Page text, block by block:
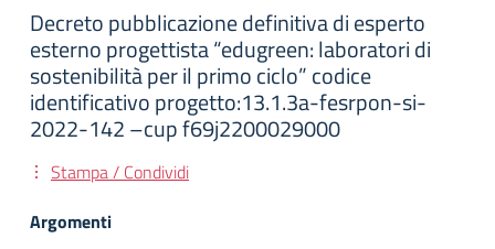
Decreto pubblicazione definitiva di esperto
esterno progettista “edugreen: laboratori di
sostenibilità per il primo ciclo” codice
identificativo progetto:13.1.3a-fesrpon-si-
2022-142 –cup f69j2200029000
Stampa / Condividi
Argomenti